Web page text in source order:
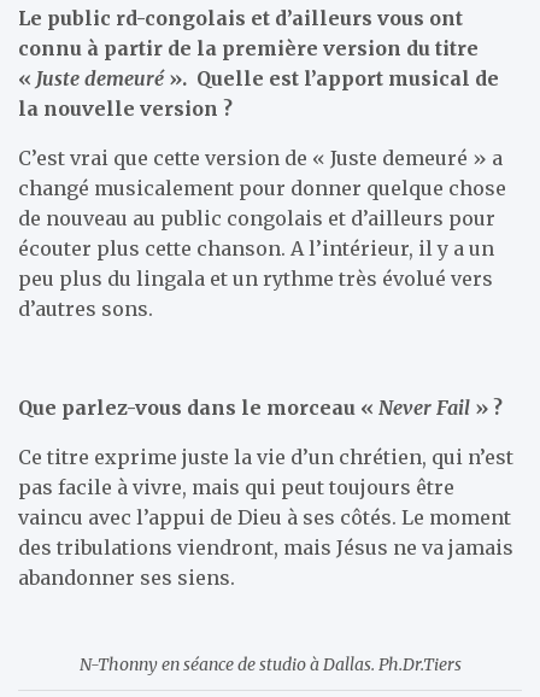
Le public rd-congolais et d’ailleurs vous ont
connu à partir de la première version du titre
« Juste demeuré». Quelle est l’apport musical de
la nouvelle version ?
C’est vrai que cette version de « Juste demeuré » a
changé musicalement pour donner quelque chose
de nouveau au public congolais et d’ailleurs pour
écouter plus cette chanson. A l’intérieur, il y a un
peu plus du lingala et un rythme très évolué vers
d’autres sons.
Que parlez-vous dans le morceau « Never Fail » ?
Ce titre exprime juste la vie d’un chrétien, qui n’est
pas facile à vivre, mais qui peut toujours être
vaincu avec l’appui de Dieu à ses côtés. Le moment
des tribulations viendront, mais Jésus ne va jamais
abandonner ses siens.
N-Thonny en séance de studio à Dallas. Ph.Dr.Tiers